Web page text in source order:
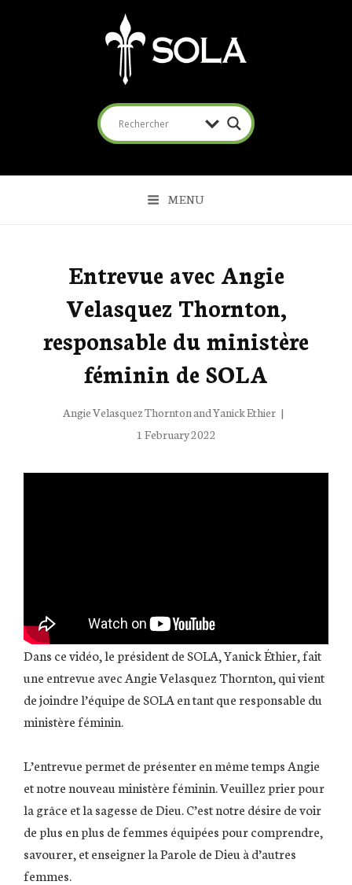
SOLA
Coalition pour l'Évangile
MENU
Entrevue avec Angie
Velasquez Thornton,
responsable du ministère
féminin de SOLA
Angie Velasquez ThorntonandYanick Ethier
Posted
1 February 2022
Dans ce vidéo, le président de SOLA, Yanick Éthier, fait
une entrevue avec Angie Velasquez Thornton, qui vient
de joindre l’équipe de SOLA en tant que responsable du
ministère féminin.
L’entrevue permet de présenter en même temps Angie
et notre nouveau ministère féminin. Veuillez prier pour
la grâce et la sagesse de Dieu. C’est notre désire de voir
de plus en plus de femmes équipées pour comprendre,
savourer, et enseigner la Parole de Dieu à d’autres
femmes.